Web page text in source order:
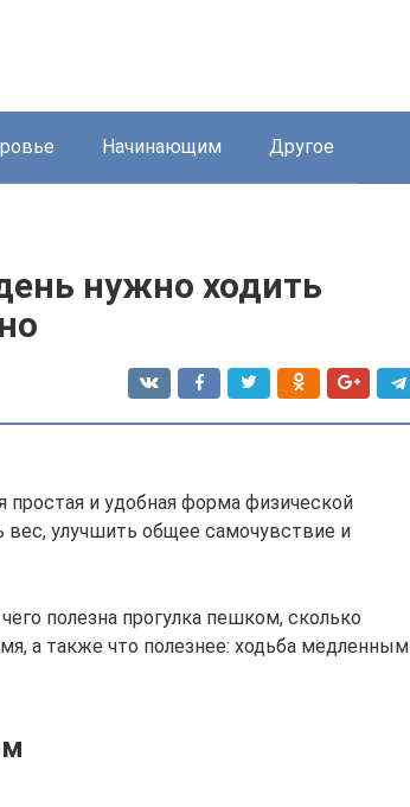
Начинающим Другое
нужно ходить
и удобная форма физической
вес, улучшить общее самочувствие и
полезна прогулка пешком, сколько
а также что полезнее: ходьба медленным